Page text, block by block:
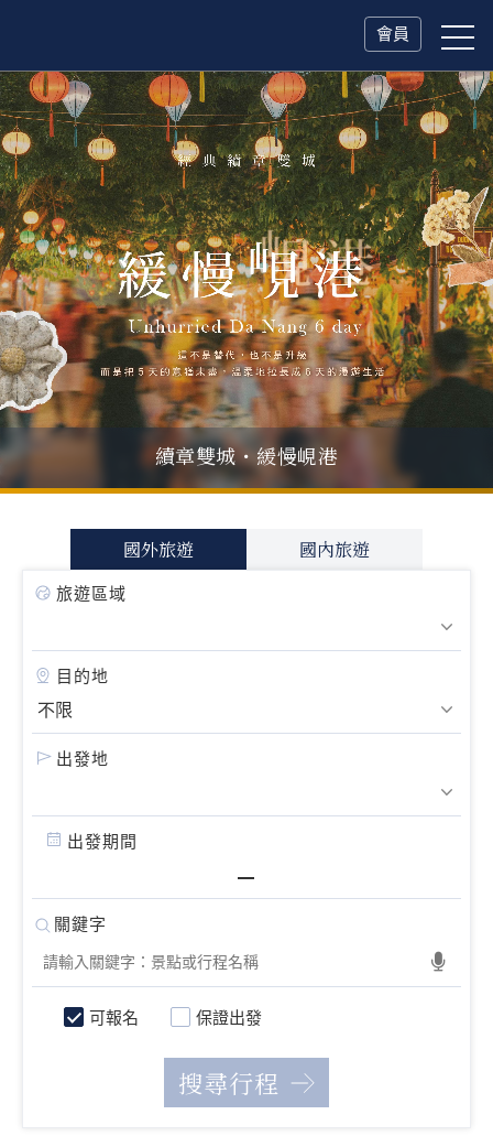
會員
父親節．限時特別企劃
一人旅行Solo Travel
山海雙享・北海道
冬日慢旅・奧捷德續章雙城・緩慢峴港
國外旅遊 國內旅遊
旅遊區域
目的地
出發地
出發期間
可報名 保證出發